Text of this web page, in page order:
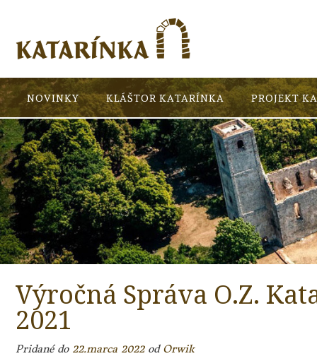
NOVINKY KLÁŠTOR KATARÍNKA PROJEKT
Výročná Správa O.Z.
2021
Pridané do 22.marca 2022od Orwik